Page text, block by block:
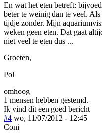
En wat het eten betreft:
beter te weinig dan te veel.
tijdje zonder. Mijn
weken geen eten. Dat gaat
niet veel te eten dus ...
Groeten,
Pol
omhoog
1 mensen hebben gestemd.
Ik vind dit een goed bericht
#4 wo, 11/07/2012 - 12:45
Coni